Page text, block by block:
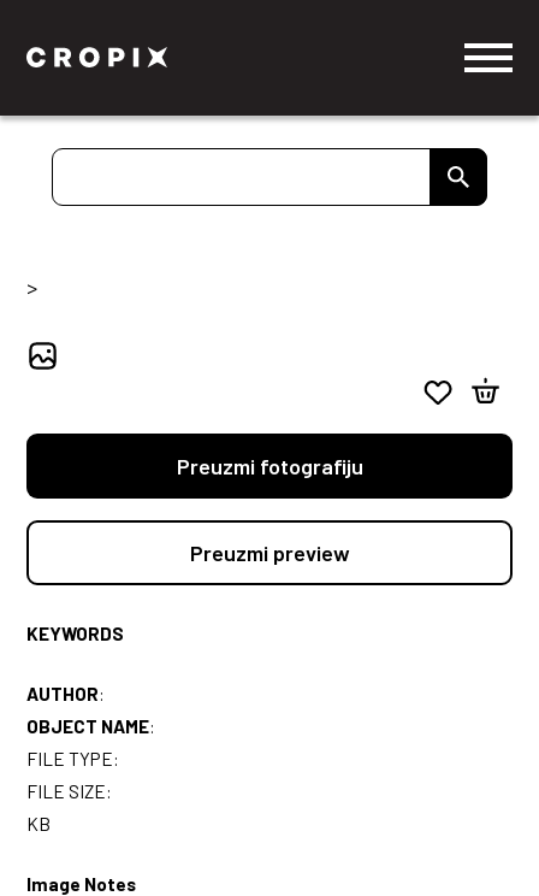
>
Preuzmi fotografiju
Preuzmi preview
KEYWORDS
AUTHOR:
OBJECT NAME:
FILE TYPE:
FILE SIZE:
KB
Image Notes